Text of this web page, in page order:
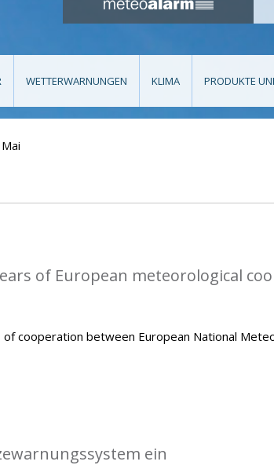
WETTERWARNUNGEN KLIMA PRODUKTE
Mai
of European meteorological
cooperation between European National
ein